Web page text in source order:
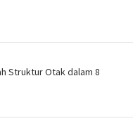
Struktur Otak dalam 8